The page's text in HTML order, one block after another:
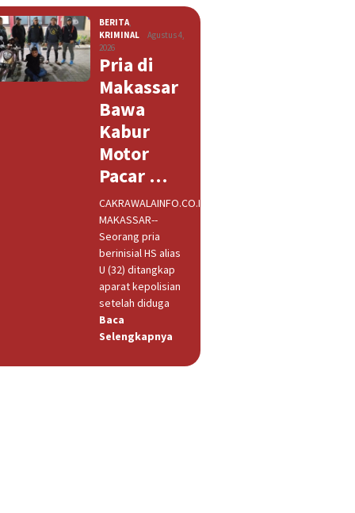
BERITA
KRIMINAL
Agustus 4,
2026
Pria di
Makassar
Bawa
Kabur
Motor
Pacar …
CAKRAWALAINFO.CO.ID,
MAKASSAR--
Seorang pria
berinisial HS alias
U (32) ditangkap
aparat kepolisian
setelah diduga
Baca
Selengkapnya